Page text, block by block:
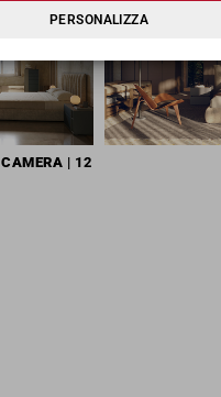
PERSONALIZZA
CAMERA | 12